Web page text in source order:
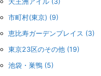
市町村(東京) (9)
恵比寿ガーデンプレイス (3)
東京23区のその他 (19)
池袋・巣鴨 (5)